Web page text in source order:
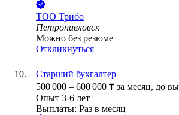
ТОО Трибо
Петропавловск
Можно без резюме
Откликнуться
Старший бухгалтер
500 000 – 600 000 ₸ за месяц, до
Опыт 3-6 лет
Выплаты: Раз в месяц